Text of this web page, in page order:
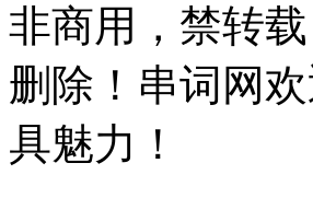
非商用，禁转
删除！串词网
具魅力！